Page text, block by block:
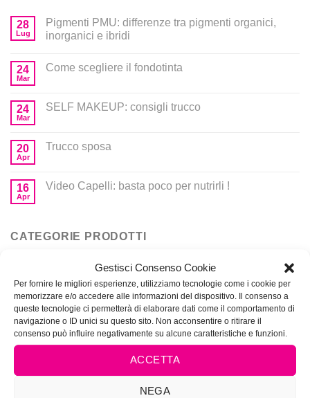
Gestisci Consenso Cookie
Per fornire le migliori esperienze, utilizziamo tecnologie come i cookie per
memorizzare e/o accedere alle informazioni del dispositivo. Il consenso a
queste tecnologie ci permetterà di elaborare dati come il comportamento di
navigazione o ID unici su questo sito. Non acconsentire o ritirare il
consenso può influire negativamente su alcune caratteristiche e funzioni.
ACCETTA
NEGA
28
Lug
Pigmenti PMU: differenze tra pigmenti organici,
inorganici e ibridi
24
Mar
Come scegliere il fondotinta
24
Mar
SELF MAKEUP: consigli trucco
20
Apr
Trucco sposa
16
Apr
Video Capelli: basta poco per nutrirli !
CATEGORIE PRODOTTI
Corsi
Prodotti per MakeUp